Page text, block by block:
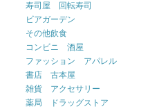
寿司屋 回転寿司
ビアガーデン
その他飲食
コンビニ 酒屋
ファッション アパレル
書店 古本屋
雑貨 アクセサリー
薬局 ドラッグストア